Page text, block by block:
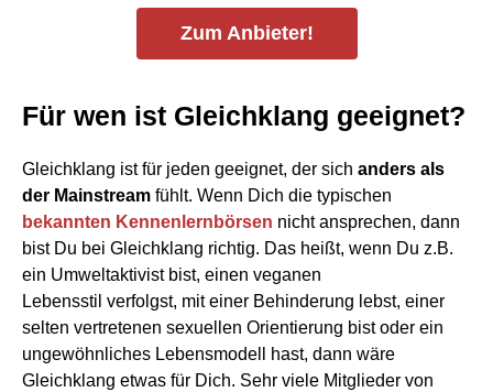
Zum Anbieter!
Für wen ist Gleichklang geeignet?
Gleichklang ist für jeden geeignet, der sich anders als
der Mainstream fühlt. Wenn Dich die typischen
bekannten Kennenlernbörsen nicht ansprechen, dann
bist Du bei Gleichklang richtig. Das heißt, wenn Du z.B.
ein Umweltaktivist bist, einen veganen
Lebensstil verfolgst, mit einer Behinderung lebst, einer
selten vertretenen sexuellen Orientierung bist oder ein
ungewöhnliches Lebensmodell hast, dann wäre
Gleichklang etwas für Dich. Sehr viele Mitglieder von